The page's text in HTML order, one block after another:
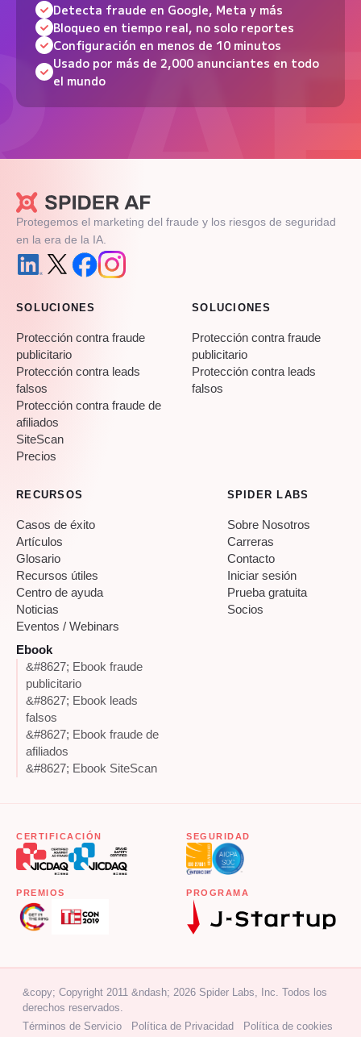
Detecta fraude en Google, Meta y más
Bloqueo en tiempo real, no solo reportes
Configuración en menos de 10 minutos
Usado por más de 2,000 anunciantes en todo
el mundo
Protegemos el marketing del fraude y los riesgos de seguridad
en la era de la IA.
SOLUCIONES
Protección contra fraude
publicitario
Protección contra leads
falsos
Protección contra fraude de
afiliados
SiteScan
Precios
SOLUCIONES
Protección contra fraude
publicitario
Protección contra leads
falsos
RECURSOS
Casos de éxito
Artículos
Glosario
Recursos útiles
Centro de ayuda
Noticias
Eventos / Webinars
Ebook
&#8627; Ebook fraude
publicitario
&#8627; Ebook leads
falsos
&#8627; Ebook fraude de
afiliados
&#8627; Ebook SiteScan
SPIDER LABS
Sobre Nosotros
Carreras
Contacto
Iniciar sesión
Prueba gratuita
Socios
CERTIFICACIÓN SEGURIDAD
PREMIOS PROGRAMA
&copy; Copyright 2011 &ndash; 2026 Spider Labs, Inc. Todos los
derechos reservados.
Términos de Servicio
Política de Privacidad Política de cookies